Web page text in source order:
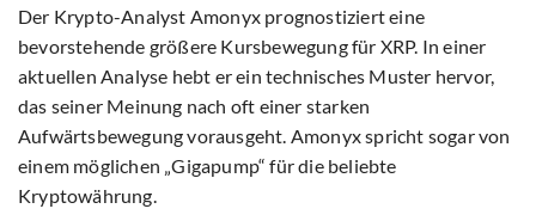
Der Krypto-Analyst Amonyx prognostiziert eine
bevorstehende größere Kursbewegung für XRP. In einer
aktuellen Analyse hebt er ein technisches Muster hervor,
das seiner Meinung nach oft einer starken
Aufwärtsbewegung vorausgeht. Amonyx spricht sogar von
einem möglichen „Gigapump“ für die beliebte
Kryptowährung.